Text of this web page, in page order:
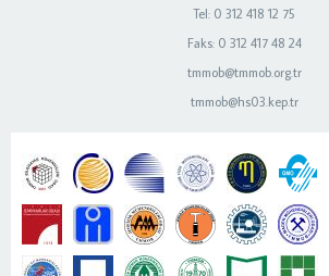
Tel: 0 312 418 12 75
Faks: 0 312 417 48 24
tmmob@tmmob.org.tr
tmmob@hs03.kep.tr